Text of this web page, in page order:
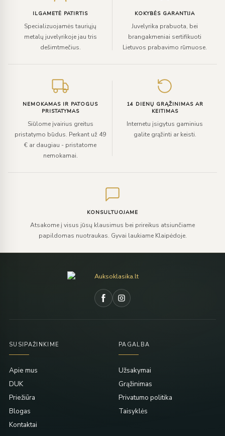
ILGAMETĖ PATIRTIS
Specializuojamės tauriųjų
metalų juvelyrikoje jau tris
dešimtmečius.
KOKYBĖS GARANTIJA
Juvelyrika prabuota, bei
brangakmeniai sertifikuoti
Lietuvos prabavimo rūmuose.
NEMOKAMAS IR PATOGUS
PRISTATYMAS
Siūlome įvairius greitus
pristatymo būdus. Perkant už 49
€ ar daugiau - pristatome
nemokamai.
14 DIENŲ GRĄŽINIMAS AR
KEITIMAS
Internetu įsigytus gaminius
galite grąžinti ar keisti.
KONSULTUOJAME
Atsakome į visus jūsų klausimus bei prireikus atsiunčiame
papildomas nuotraukas. Gyvai laukiame Klaipėdoje.
SUSIPAŽINKIME
Apie mus
DUK
Priežiūra
Blogas
Kontaktai
PAGALBA
Užsakymai
Grąžinimas
Privatumo politika
Taisyklės